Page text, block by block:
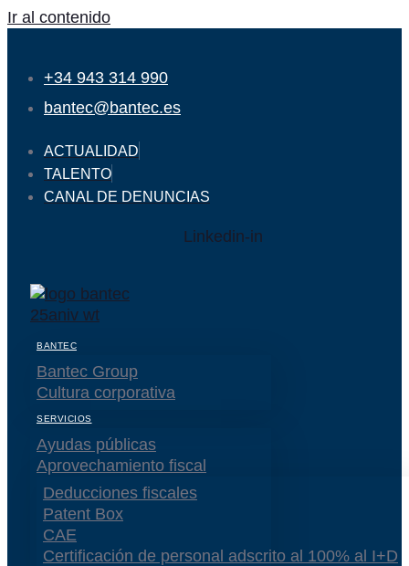
Ir al contenido
+34 943 314 990
bantec@bantec.es
ACTUALIDAD
TALENTO
CANAL DE DENUNCIAS
Linkedin-in
BANTEC
Bantec Group
Cultura corporativa
SERVICIOS
Ayudas públicas
Aprovechamiento fiscal
Deducciones fiscales
Patent Box
CAE
Certificación de personal adscrito al 100% al I+D